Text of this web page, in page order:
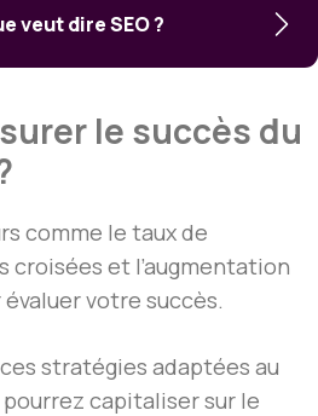
veut dire SEO ?
le succès du
comme le taux de
croisées et l’augmentation
votre succès.
stratégies adaptées au
capitaliser sur le